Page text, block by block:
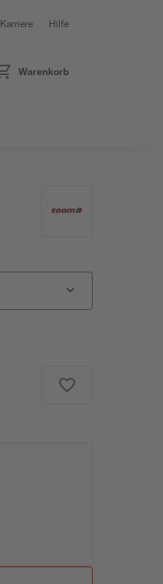
Karriere Hilfe
Warenkorb